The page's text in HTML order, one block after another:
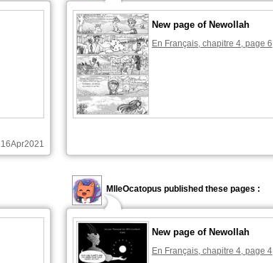
16Apr2021
New page of Newollah
En Français, chapitre 4, page 6
MlleOcatopus published these pages :
New page of Newollah
En Français, chapitre 4, page 4